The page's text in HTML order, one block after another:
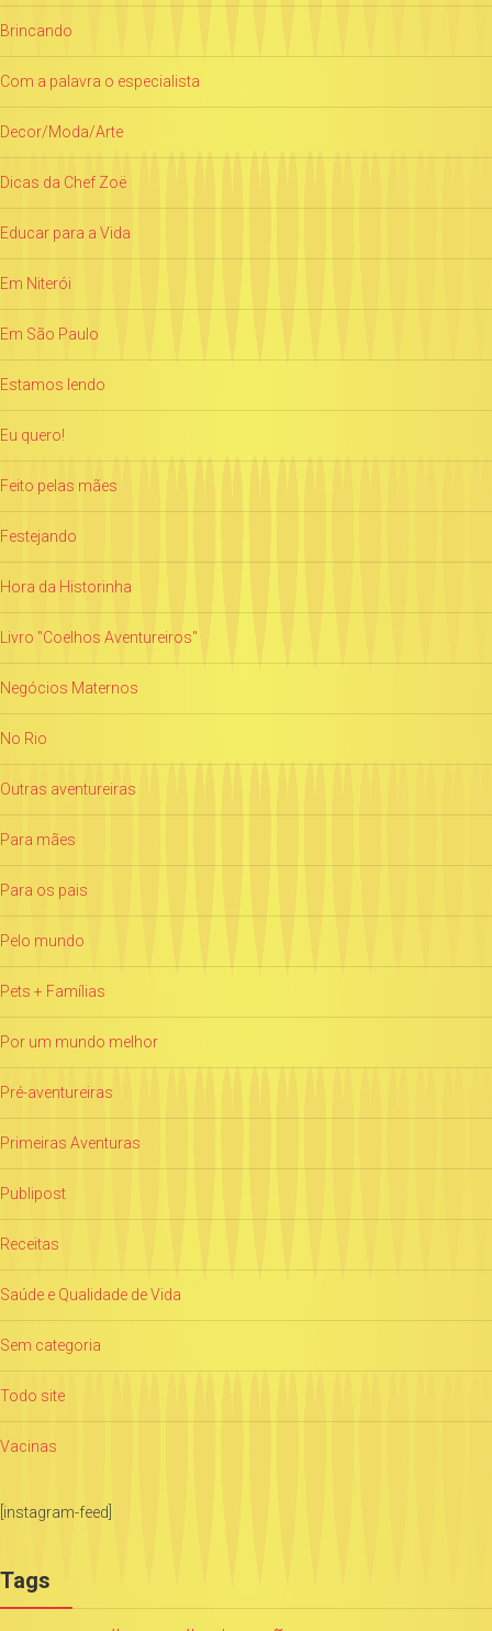
Brincando
Com a palavra o especialista
Decor/Moda/Arte
Dicas da Chef Zoë
Educar para a Vida
Em Niterói
Em São Paulo
Estamos lendo
Eu quero!
Feito pelas mães
Festejando
Hora da Historinha
Livro "Coelhos Aventureiros"
Negócios Maternos
No Rio
Outras aventureiras
Para mães
Para os pais
Pelo mundo
Pets + Famílias
Por um mundo melhor
Pré-aventureiras
Primeiras Aventuras
Publipost
Receitas
Saúde e Qualidade de Vida
Sem categoria
Todo site
Vacinas
[instagram-feed]
Tags